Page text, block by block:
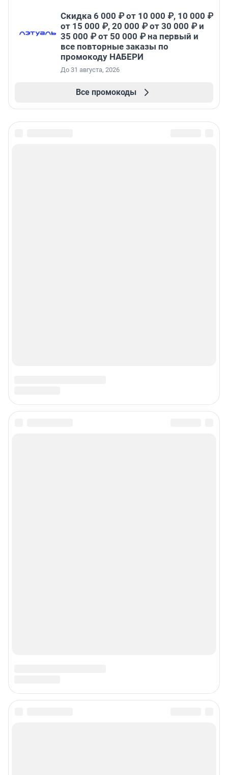
Скидка 6 000 ₽ от 10 000 ₽, 10 000 ₽
от 15 000 ₽, 20 000 ₽ от 30 000 ₽ и
35 000 ₽ от 50 000 ₽ на первый и
все повторные заказы по
промокоду НАБЕРИ
До 31 августа, 2026
Все промокоды